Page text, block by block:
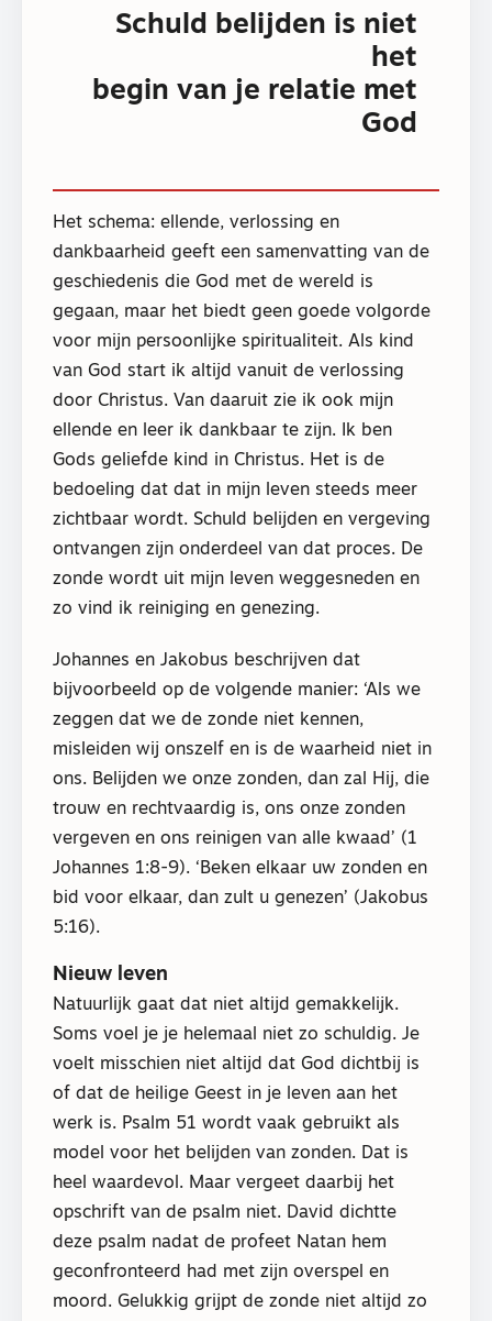
Schuld belijden is niet
het
begin van je relatie met
God
Het schema: ellende, verlossing en
dankbaarheid geeft een samenvatting van de
geschiedenis die God met de wereld is
gegaan, maar het biedt geen goede volgorde
voor mijn persoonlijke spiritualiteit. Als kind
van God start ik altijd vanuit de verlossing
door Christus. Van daaruit zie ik ook mijn
ellende en leer ik dankbaar te zijn. Ik ben
Gods geliefde kind in Christus. Het is de
bedoeling dat dat in mijn leven steeds meer
zichtbaar wordt. Schuld belijden en vergeving
ontvangen zijn onderdeel van dat proces. De
zonde wordt uit mijn leven weggesneden en
zo vind ik reiniging en genezing.
Johannes en Jakobus beschrijven dat
bijvoorbeeld op de volgende manier: ‘Als we
zeggen dat we de zonde niet kennen,
misleiden wij onszelf en is de waarheid niet in
ons. Belijden we onze zonden, dan zal Hij, die
trouw en rechtvaardig is, ons onze zonden
vergeven en ons reinigen van alle kwaad’ (1
Johannes 1:8-9). ‘Beken elkaar uw zonden en
bid voor elkaar, dan zult u genezen’ (Jakobus
5:16).
Nieuw leven
Natuurlijk gaat dat niet altijd gemakkelijk.
Soms voel je je helemaal niet zo schuldig. Je
voelt misschien niet altijd dat God dichtbij is
of dat de heilige Geest in je leven aan het
werk is. Psalm 51 wordt vaak gebruikt als
model voor het belijden van zonden. Dat is
heel waardevol. Maar vergeet daarbij het
opschrift van de psalm niet. David dichtte
deze psalm nadat de profeet Natan hem
geconfronteerd had met zijn overspel en
moord. Gelukkig grijpt de zonde niet altijd zo